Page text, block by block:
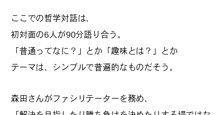
ここでの哲学対話は、
初対面の6人が90分語り合う。
「普通ってなに？」とか「趣味とは？」とか
テーマは、シンプルで普遍的なものだそう。
森田さんがファシリテーターを務め、